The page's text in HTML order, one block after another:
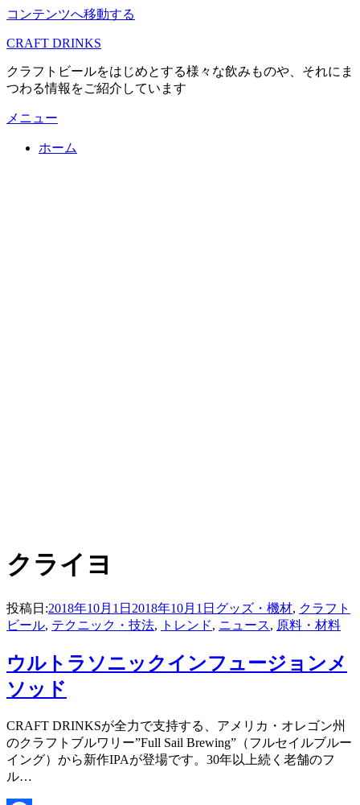
コンテンツへ移動する
CRAFT DRINKS
クラフトビールをはじめとする様々な飲みものや、それにま
つわる情報をご紹介しています
メニュー
ホーム
タグ
:
クライヨ
投稿日:2018年10月1日 2018年10月1日 グッズ・機材, クラフト
ビール, テクニック・技法, トレンド, ニュース, 原料・材料
ウルトラソニックインフュージョンメ
ソッド
投稿者master
CRAFT DRINKSが全力で支持する、アメリカ・オレゴン州
のクラフトブルワリー”Full Sail Brewing”（フルセイルブルー
イング）から新作IPAが登場です。30年以上続く老舗のフ
ル…